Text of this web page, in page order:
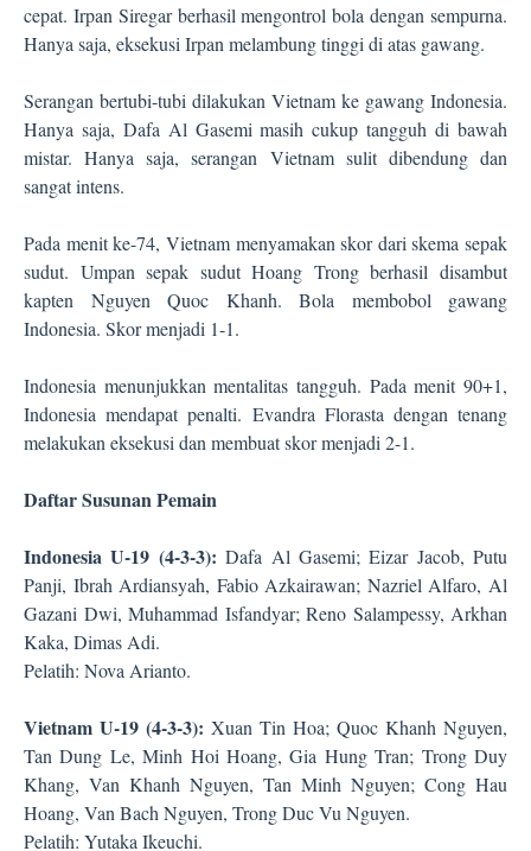
cepat. Irpan Siregar berhasil mengontrol bola dengan sempurna.
Hanya saja, eksekusi Irpan melambung tinggi di atas gawang.
Serangan bertubi-tubi dilakukan Vietnam ke gawang Indonesia.
Hanya saja, Dafa Al Gasemi masih cukup tangguh di bawah
mistar. Hanya saja, serangan Vietnam sulit dibendung dan
sangat intens.
Pada menit ke-74, Vietnam menyamakan skor dari skema sepak
sudut. Umpan sepak sudut Hoang Trong berhasil disambut
kapten Nguyen Quoc Khanh. Bola membobol gawang
Indonesia. Skor menjadi 1-1.
Indonesia menunjukkan mentalitas tangguh. Pada menit 90+1,
Indonesia mendapat penalti. Evandra Florasta dengan tenang
melakukan eksekusi dan membuat skor menjadi 2-1.
Daftar Susunan Pemain
Indonesia U-19 (4-3-3): Dafa Al Gasemi; Eizar Jacob, Putu
Panji, Ibrah Ardiansyah, Fabio Azkairawan; Nazriel Alfaro, Al
Gazani Dwi, Muhammad Isfandyar; Reno Salampessy, Arkhan
Kaka, Dimas Adi.
Pelatih: Nova Arianto.
Vietnam U-19 (4-3-3): Xuan Tin Hoa; Quoc Khanh Nguyen,
Tan Dung Le, Minh Hoi Hoang, Gia Hung Tran; Trong Duy
Khang, Van Khanh Nguyen, Tan Minh Nguyen; Cong Hau
Hoang, Van Bach Nguyen, Trong Duc Vu Nguyen.
Pelatih: Yutaka Ikeuchi.